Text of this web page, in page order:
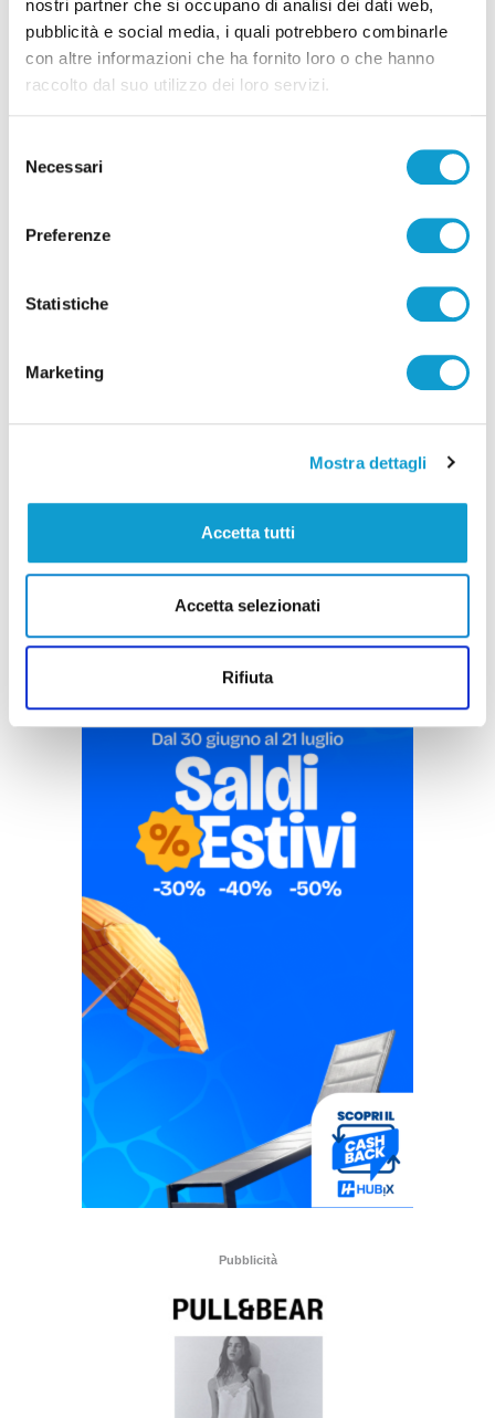
nostri partner che si occupano di analisi dei dati web,
pubblicità e social media, i quali potrebbero combinarle
con altre informazioni che ha fornito loro o che hanno
raccolto dal suo utilizzo dei loro servizi.
delNecessari
Preferenze
Statistiche
Marketing
Mostra dettagli
Accetta tutti
Accetta selezionati
Rifiuta
San Benedetto del Tronto - Super ospiti per il
Pubblicità
Pubblicità